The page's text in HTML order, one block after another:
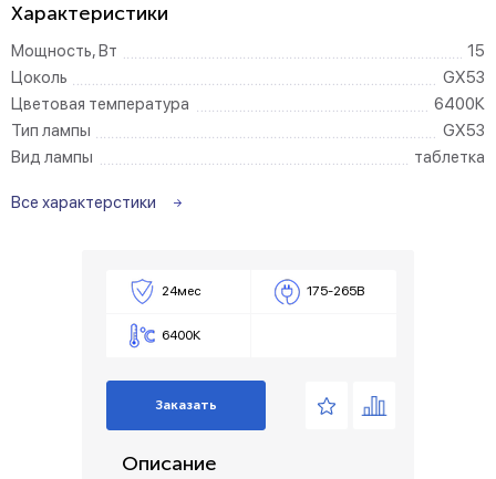
Характеристики
Мощность, Вт
15
Цоколь
GX53
Цветовая температура
6400К
Тип лампы
GX53
Вид лампы
таблетка
Все характерстики
24мес 175-265В
6400К
Заказать
Описание